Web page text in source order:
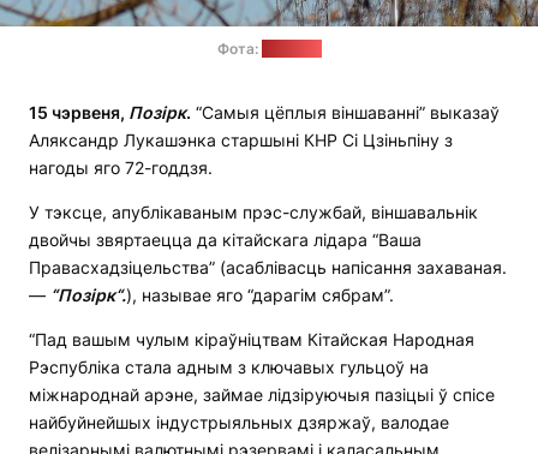
Фота:
15 чэрвеня, Позірк. “Самыя цёплыя віншаванні” выказаў
Аляксандр Лукашэнка старшыні КНР Сі Цзіньпіну з
нагоды яго 72-годдзя.
У тэксце, апублікаваным прэс-службай, віншавальнік
двойчы звяртаецца да кітайскага лідара “Ваша
Правасхадзіцельства” (асаблівасць напісання захаваная.
— “Позірк“.), называе яго “дарагім сябрам”.
“Пад вашым чулым кіраўніцтвам Кітайская Народная
Рэспубліка стала адным з ключавых гульцоў на
міжнароднай арэне, займае лідзіруючыя пазіцыі ў спісе
найбуйнейшых індустрыяльных дзяржаў, валодае